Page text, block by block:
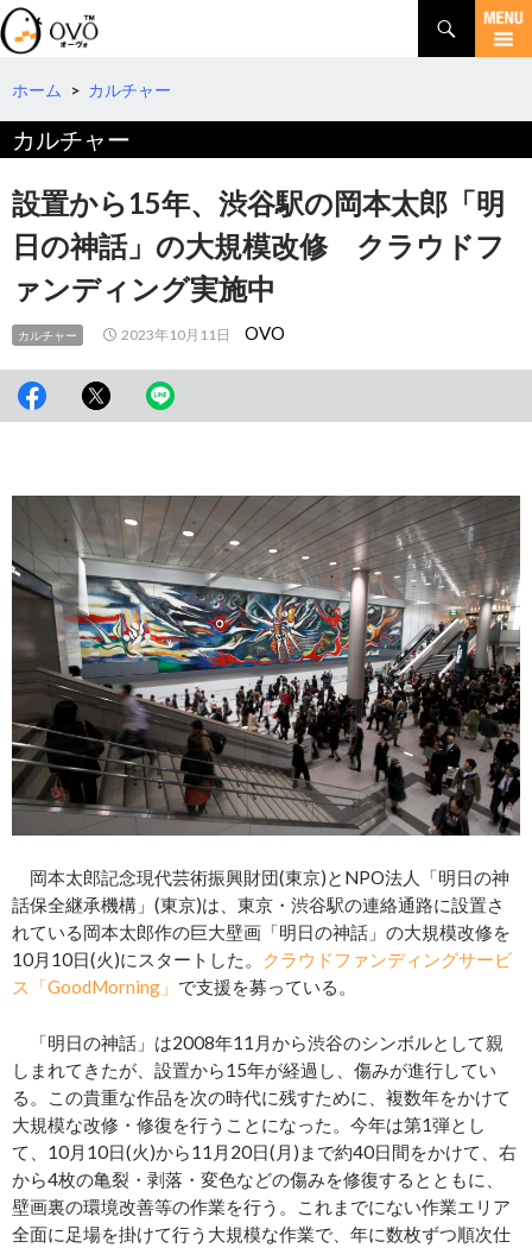
検
索
コ
テ
ツ
へ
移
動
ホーム > カルチャー
カルチャー
設置から15年、渋谷駅の岡本太郎「明
日の神話」の大規模改修 クラウドフ
ァンディング実施中
カルチャー 2023年10月11日 OVO
岡本太郎記念現代芸術振興財団(東京)とNPO法人「明日の神
話保全継承機構」(東京)は、東京・渋谷駅の連絡通路に設置さ
れている岡本太郎作の巨大壁画「明日の神話」の大規模改修を
10月10日(火)にスタートした。
クラウドファンディングサービ
ス「GoodMorning」 で支援を募っている。
「明日の神話」は2008年11月から渋谷のシンボルとして親
しまれてきたが、設置から15年が経過し、傷みが進行してい
る。この貴重な作品を次の時代に残すために、複数年をかけて
大規模な改修・修復を行うことになった。今年は第1弾とし
て、10月10日(火)から11月20日(月)まで約40日間をかけて、右
から4枚の亀裂・剥落・変色などの傷みを修復するとともに、
壁画裏の環境改善等の作業を行う。これまでにない作業エリア
全面に足場を掛けて行う大規模な作業で、年に数枚ずつ順次仕